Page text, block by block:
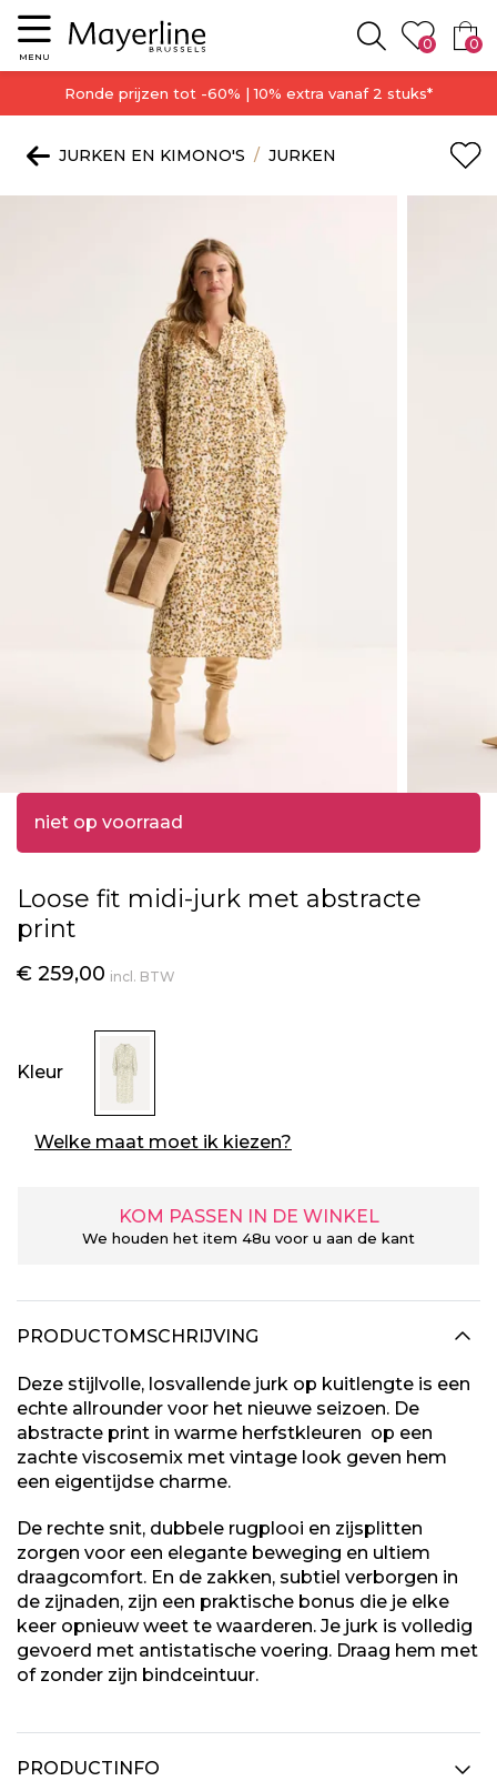
Menu
MENU Zoeken
0 0
Ronde prijzen tot -60% | 10% extra vanaf 2 stuks*
JURKEN EN KIMONO'S JURKEN
niet op voorraad
Loose fit midi-jurk met abstracte
print
€ 259,00 incl. BTW
Kleur
Welke maat moet ik kiezen?
KOM PASSEN IN DE WINKEL
We houden het item 48u voor u aan de kant
PRODUCTOMSCHRIJVING
Deze stijlvolle, losvallende jurk op kuitlengte is een
echte allrounder voor het nieuwe seizoen. De
abstracte print in warme herfstkleuren op een
zachte viscosemix met vintage look geven hem
een eigentijdse charme.
De rechte snit, dubbele rugplooi en zijsplitten
zorgen voor een elegante beweging en ultiem
draagcomfort. En de zakken, subtiel verborgen in
de zijnaden, zijn een praktische bonus die je elke
keer opnieuw weet te waarderen. Je jurk is volledig
gevoerd met antistatische voering. Draag hem met
of zonder zijn bindceintuur.
PRODUCTINFO